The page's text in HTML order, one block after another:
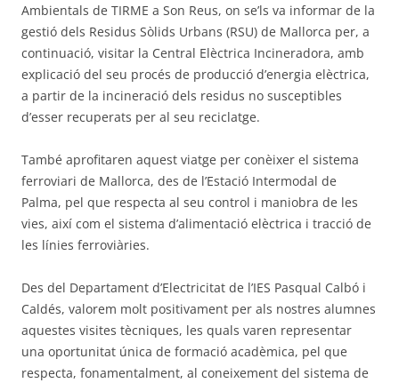
Ambientals de TIRME a Son Reus, on se’ls va informar de la
gestió dels Residus Sòlids Urbans (RSU) de Mallorca per, a
continuació, visitar la Central Elèctrica Incineradora, amb
explicació del seu procés de producció d’energia elèctrica,
a partir de la incineració dels residus no susceptibles
d’esser recuperats per al seu reciclatge.
També aprofitaren aquest viatge per conèixer el sistema
ferroviari de Mallorca, des de l’Estació Intermodal de
Palma, pel que respecta al seu control i maniobra de les
vies, així com el sistema d’alimentació elèctrica i tracció de
les línies ferroviàries.
Des del Departament d’Electricitat de l’IES Pasqual Calbó i
Caldés, valorem molt positivament per als nostres alumnes
aquestes visites tècniques, les quals varen representar
una oportunitat única de formació acadèmica, pel que
respecta, fonamentalment, al coneixement del sistema de